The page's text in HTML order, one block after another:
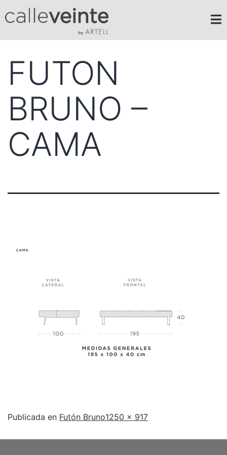
FUTON
BRUNO –
CAMA
Publicada en Futón Bruno1250 × 917